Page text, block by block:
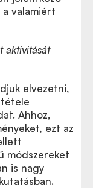
valamiért
aktivitását
elvezetni,
Ahhoz,
ezt az
módszereket
is nagy